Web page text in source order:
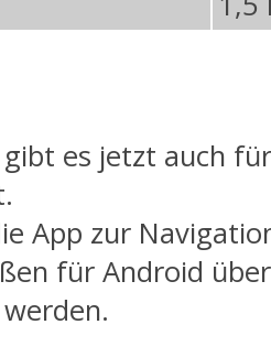
gibt es jetzt auch
App zur
für Android